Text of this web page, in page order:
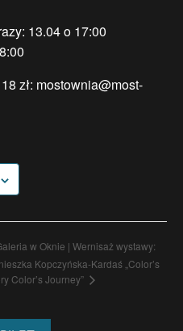
13.04 o 17:00
zł: mostownia@most-
w Oknie | Wernisaż wystawy:
Kopczyńska-Kardaś „Color’s
Color’s Journey”